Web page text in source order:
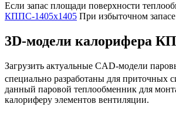
Если запас площади поверхности
КППС-1405x1405 При избыточном
3D-модели калорифера
Загрузить актуальные CAD-модели
специально разработаны для приточных
данный паровой теплообменник для
калориферу элементов вентиляции.